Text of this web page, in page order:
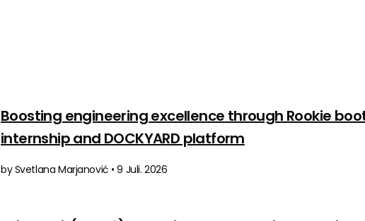
Boosting engineering excellence through Rookie
internship and DOCKYARD platform
by Svetlana Marjanović • 9 Juli. 2026